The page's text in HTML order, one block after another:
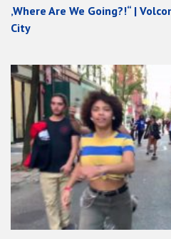
‚Where Are We Going?!“ |
City